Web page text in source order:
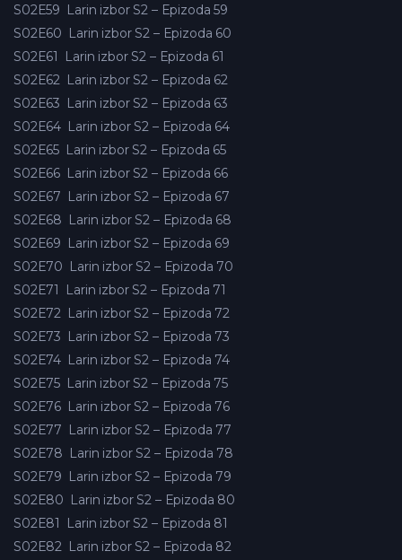
S02E59 Larin izbor S2 – Epizoda 59
S02E60 Larin izbor S2 – Epizoda 60
S02E61
Larin izbor S2 – Epizoda 61
S02E62 Larin izbor S2 – Epizoda 62
S02E63 Larin izbor S2 – Epizoda 63
S02E64 Larin izbor S2 – Epizoda 64
S02E65 Larin izbor S2 – Epizoda 65
S02E66 Larin izbor S2 – Epizoda 66
S02E67 Larin izbor S2 – Epizoda 67
S02E68 Larin izbor S2 – Epizoda 68
S02E69 Larin izbor S2 – Epizoda 69
S02E70 Larin izbor S2 – Epizoda 70
S02E71
Larin izbor S2 – Epizoda 71
S02E72 Larin izbor S2 – Epizoda 72
S02E73 Larin izbor S2 – Epizoda 73
S02E74 Larin izbor S2 – Epizoda 74
S02E75 Larin izbor S2 – Epizoda 75
S02E76 Larin izbor S2 – Epizoda 76
S02E77 Larin izbor S2 – Epizoda 77
S02E78 Larin izbor S2 – Epizoda 78
S02E79 Larin izbor S2 – Epizoda 79
S02E80 Larin izbor S2 – Epizoda 80
S02E81
Larin izbor S2 – Epizoda 81
S02E82 Larin izbor S2 – Epizoda 82